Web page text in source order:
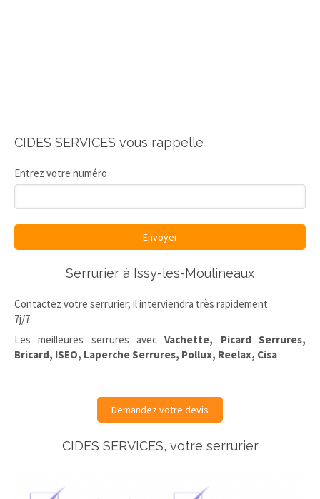
CIDES SERVICES vous rappelle
Entrez votre numéro
Envoyer
Serrurier à Issy-les-Moulineaux
Contactez votre serrurier, il interviendra très rapidement
7j/7
Les meilleures serrures avecVachette, Picard Serrures,
Bricard, ISEO, Laperche Serrures, Pollux, Reelax, Cisa
Demandez votre devis
CIDES SERVICES, votre serrurier